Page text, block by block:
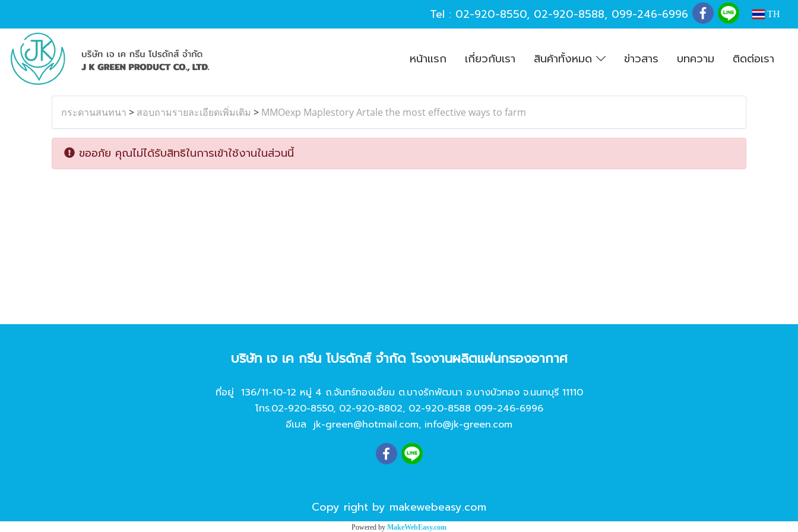
Tel : 02-920-8550, 02-920-8588, 099-246-6996 TH
หน้าแรก เกี่ยวกับเรา สินค้าทั้งหมด ข่าวสาร บทความ ติดต่อเรา
กระดานสนทนา > สอบถามรายละเอียดเพิ่มเติม > MMOexp Maplestory Artale the most effective ways to farm
ขออภัย คุณไม่ได้รับสิทธิในการเข้าใช้งานในส่วนนี้
บริษัท เจ เค กรีน โปรดักส์ จํากัด โรงงานผลิตแผ่นกรองอากาศ
ที่อยู่ 136/11-10-12 หมู่ 4 ถ.จันทร์ทองเอี่ยม ต.บางรักพัฒนา อ.บางบัวทอง จ.นนทบุรี 11110
โทร.02-920-8550, 02-920-8802, 02-920-8588 099-246-6996
อีเมล jk-green@hotmail.com, info@jk-green.com
Copy right by makewebeasy.com
Powered by MakeWebEasy.com